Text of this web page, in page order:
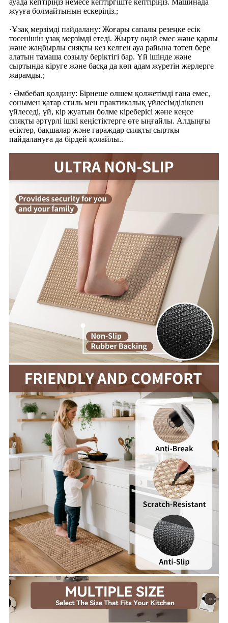
ауада кептіріңіз немесе кептіргіште кептіріңіз. Машинада
жууға болмайтынын ескеріңіз.;
·Ұзақ мерзімді пайдалану: Жоғары сапалы резеңке есік
төсенішін ұзақ мерзімді етеді. Жырту оңай емес және қарлы
және жаңбырлы сияқты кез келген ауа райына төтеп бере
алатын тамаша созылу беріктігі бар. Үй ішінде және
сыртында кіруге және басқа да көп адам жүретін жерлерге
жарамды.;
· Әмбебап қолдану: Бірнеше өлшем қолжетімді ғана емес,
сонымен қатар стиль мен практикалық үйлесімділікпен
үйлеседі, үй, кір жуатын бөлме кіреберісі және кеңсе
сияқты әртүрлі ішкі кеңістіктерге өте ыңғайлы. Алдыңғы
есіктер, бақшалар және гараждар сияқты сыртқы
пайдалануға да бірдей қолайлы..